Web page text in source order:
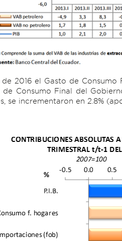
2016 el Gasto de Consumo
de Consumo Final del
se incrementaron en 2.8%